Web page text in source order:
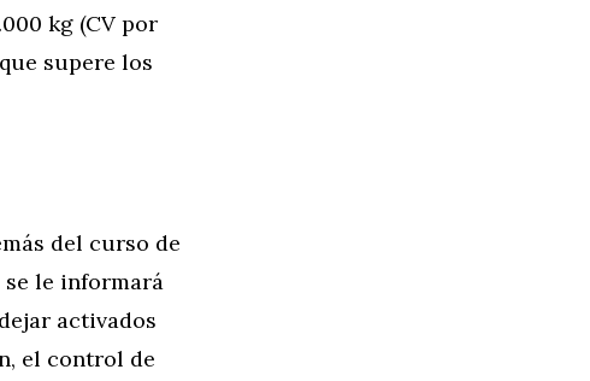
kg (CV por
supere los
del curso de
le informará
activados
el control de